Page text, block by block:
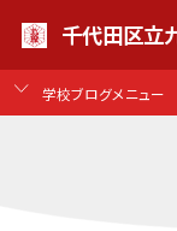
千代田区立
学校ブログメニュー